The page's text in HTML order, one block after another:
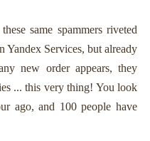
same spammers riveted
Yandex Services, but already
new order appears, they
... this very thing! You look
ago, and 100 people have